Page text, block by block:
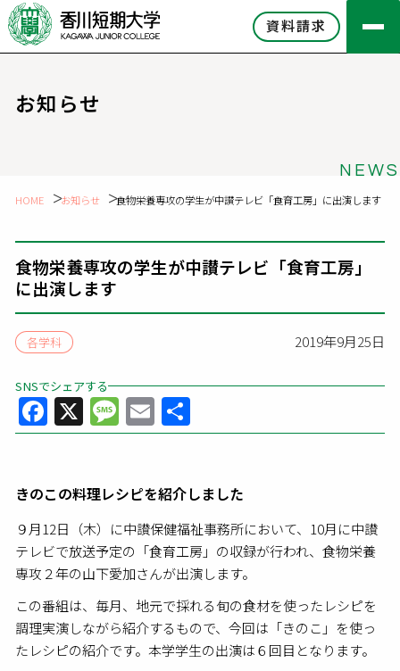
資料請求
お知らせ
NEWS
HOME お知らせ 食物栄養専攻の学生が中讃テレビ「食育工房」に出演します
食物栄養専攻の学生が中讃テレビ「食育工房」
に出演します
各学科 2019年9月25日
SNSでシェアする
Facebook
X Message
Email
有
きのこの料理レシピを紹介しました
９月12日（木）に中讃保健福祉事務所において、10月に中讃
テレビで放送予定の「食育工房」の収録が行われ、食物栄養
専攻２年の山下愛加さんが出演します。
この番組は、毎月、地元で採れる旬の食材を使ったレシピを
調理実演しながら紹介するもので、今回は「きのこ」を使っ
たレシピの紹介です。本学学生の出演は６回目となります。